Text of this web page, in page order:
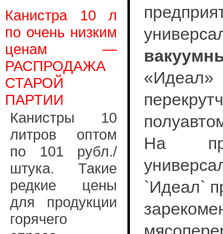
Канистра 10 л
по очень низким
ценам —
РАСПРОДАЖА
СТАРОЙ
ПАРТИИ
Канистры 10
литров оптом
по 101 рубл./
штука. Такие
редкие цены
для продукции
горячего
На
`Идеал`